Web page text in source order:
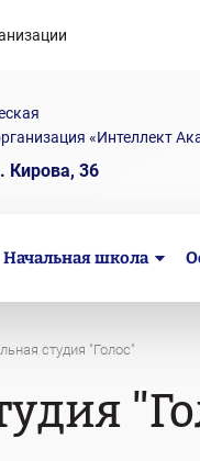
«Интеллект
Кирова, 36
Начальная школа
студия "Голос"